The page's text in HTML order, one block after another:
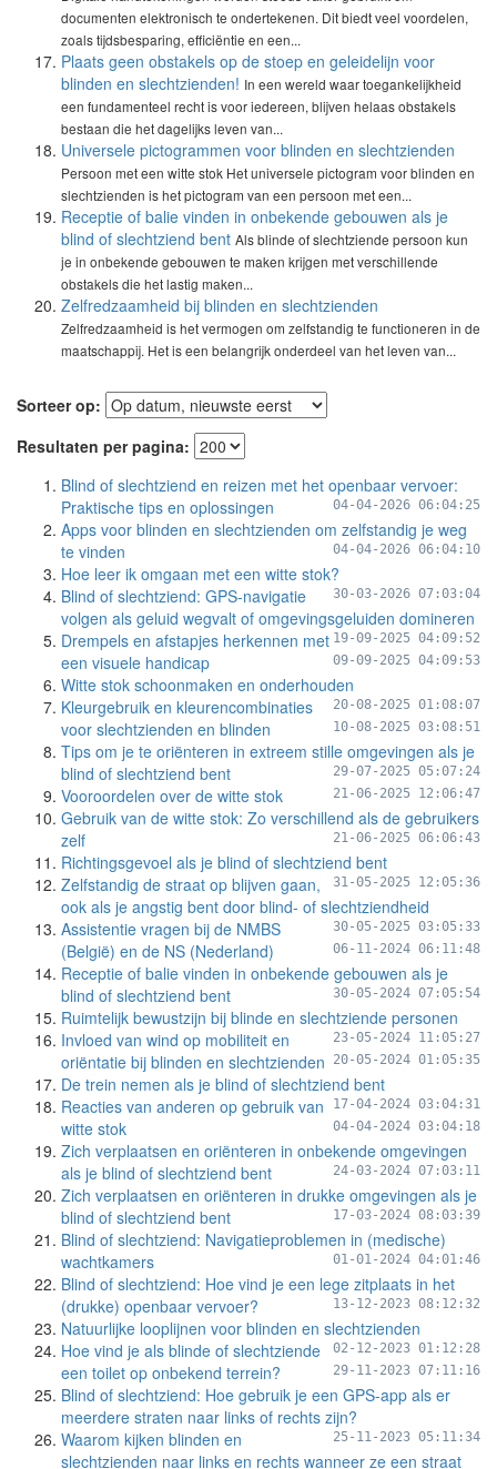
documenten elektronisch te ondertekenen. Dit biedt veel voordelen,
zoals tijdsbesparing, efficiëntie en een...
Plaats geen obstakels op de stoep en geleidelijn voor
blinden en slechtzienden! In een wereld waar toegankelijkheid
een fundamenteel recht is voor iedereen, blijven helaas obstakels
bestaan die het dagelijks leven van...
Universele pictogrammen voor blinden en slechtzienden
Persoon met een witte stok Het universele pictogram voor blinden en
slechtzienden is het pictogram van een persoon met een...
Receptie of balie vinden in onbekende gebouwen als je
blind of slechtziend bent Als blinde of slechtziende persoon kun
je in onbekende gebouwen te maken krijgen met verschillende
obstakels die het lastig maken...
Zelfredzaamheid bij blinden en slechtzienden
Zelfredzaamheid is het vermogen om zelfstandig te functioneren in de
maatschappij. Het is een belangrijk onderdeel van het leven van...
Sorteer op:
Resultaten per pagina:
Blind of slechtziend en reizen met het openbaar vervoer:
Praktische tips en oplossingen
04-04-2026 06:04:25
Apps voor blinden en slechtzienden om zelfstandig je weg
te vinden
04-04-2026 06:04:10
Hoe leer ik omgaan met een witte stok?
30-03-2026 07:03:04
Blind of slechtziend: GPS-navigatie
volgen als geluid wegvalt of omgevingsgeluiden domineren
19-09-2025 04:09:52
Drempels en afstapjes herkennen met
een visuele handicap
09-09-2025 04:09:53
Witte stok schoonmaken en onderhouden
20-08-2025 01:08:07
Kleurgebruik en kleurencombinaties
voor slechtzienden en blinden
10-08-2025 03:08:51
Tips om je te oriënteren in extreem stille omgevingen als je
blind of slechtziend bent
29-07-2025 05:07:24
Vooroordelen over de witte stok 21-06-2025 12:06:47
Gebruik van de witte stok: Zo verschillend als de gebruikers
zelf
21-06-2025 06:06:43
Richtingsgevoel als je blind of slechtziend bent
31-05-2025 12:05:36
Zelfstandig de straat op blijven gaan,
ook als je angstig bent door blind- of slechtziendheid
30-05-2025 03:05:33
Assistentie vragen bij de NMBS
(België) en de NS (Nederland)
06-11-2024 06:11:48
Receptie of balie vinden in onbekende gebouwen als je
blind of slechtziend bent
30-05-2024 07:05:54
Ruimtelijk bewustzijn bij blinde en slechtziende personen
23-05-2024 11:05:27
Invloed van wind op mobiliteit en
oriëntatie bij blinden en slechtzienden
20-05-2024 01:05:35
De trein nemen als je blind of slechtziend bent
17-04-2024 03:04:31
Reacties van anderen op gebruik van
witte stok
04-04-2024 03:04:18
Zich verplaatsen en oriënteren in onbekende omgevingen
als je blind of slechtziend bent
24-03-2024 07:03:11
Zich verplaatsen en oriënteren in drukke omgevingen als je
blind of slechtziend bent
17-03-2024 08:03:39
Blind of slechtziend: Navigatieproblemen in (medische)
wachtkamers
01-01-2024 04:01:46
Blind of slechtziend: Hoe vind je een lege zitplaats in het
(drukke) openbaar vervoer?
13-12-2023 08:12:32
Natuurlijke looplijnen voor blinden en slechtzienden
02-12-2023 01:12:28
Hoe vind je als blinde of slechtziende
een toilet op onbekend terrein?
29-11-2023 07:11:16
Blind of slechtziend: Hoe gebruik je een GPS-app als er
meerdere straten naar links of rechts zijn?
25-11-2023 05:11:34
Waarom kijken blinden en
slechtzienden naar links en rechts wanneer ze een straat